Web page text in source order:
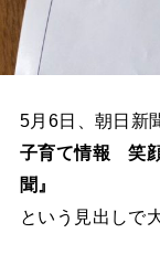
5月6日、朝日新
子育て情報 笑
聞』
という見出しで